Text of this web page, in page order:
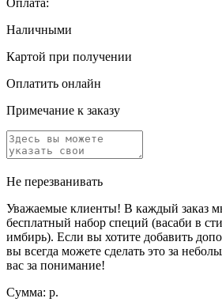
Наличными
Картой при получении
Оплатить онлайн
Примечание к заказу
Не перезванивать
Уважаемые клиенты! В каждый заказ
бесплатный набор специй (васаби в
имбирь). Если вы хотите добавить
вы всегда можете сделать это за
вас за понимание!
Сумма: р.